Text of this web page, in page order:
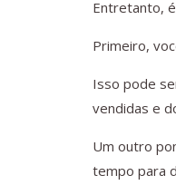
Entretanto,
Primeiro,
Isso pode
vendidas e
Um outro
tempo para